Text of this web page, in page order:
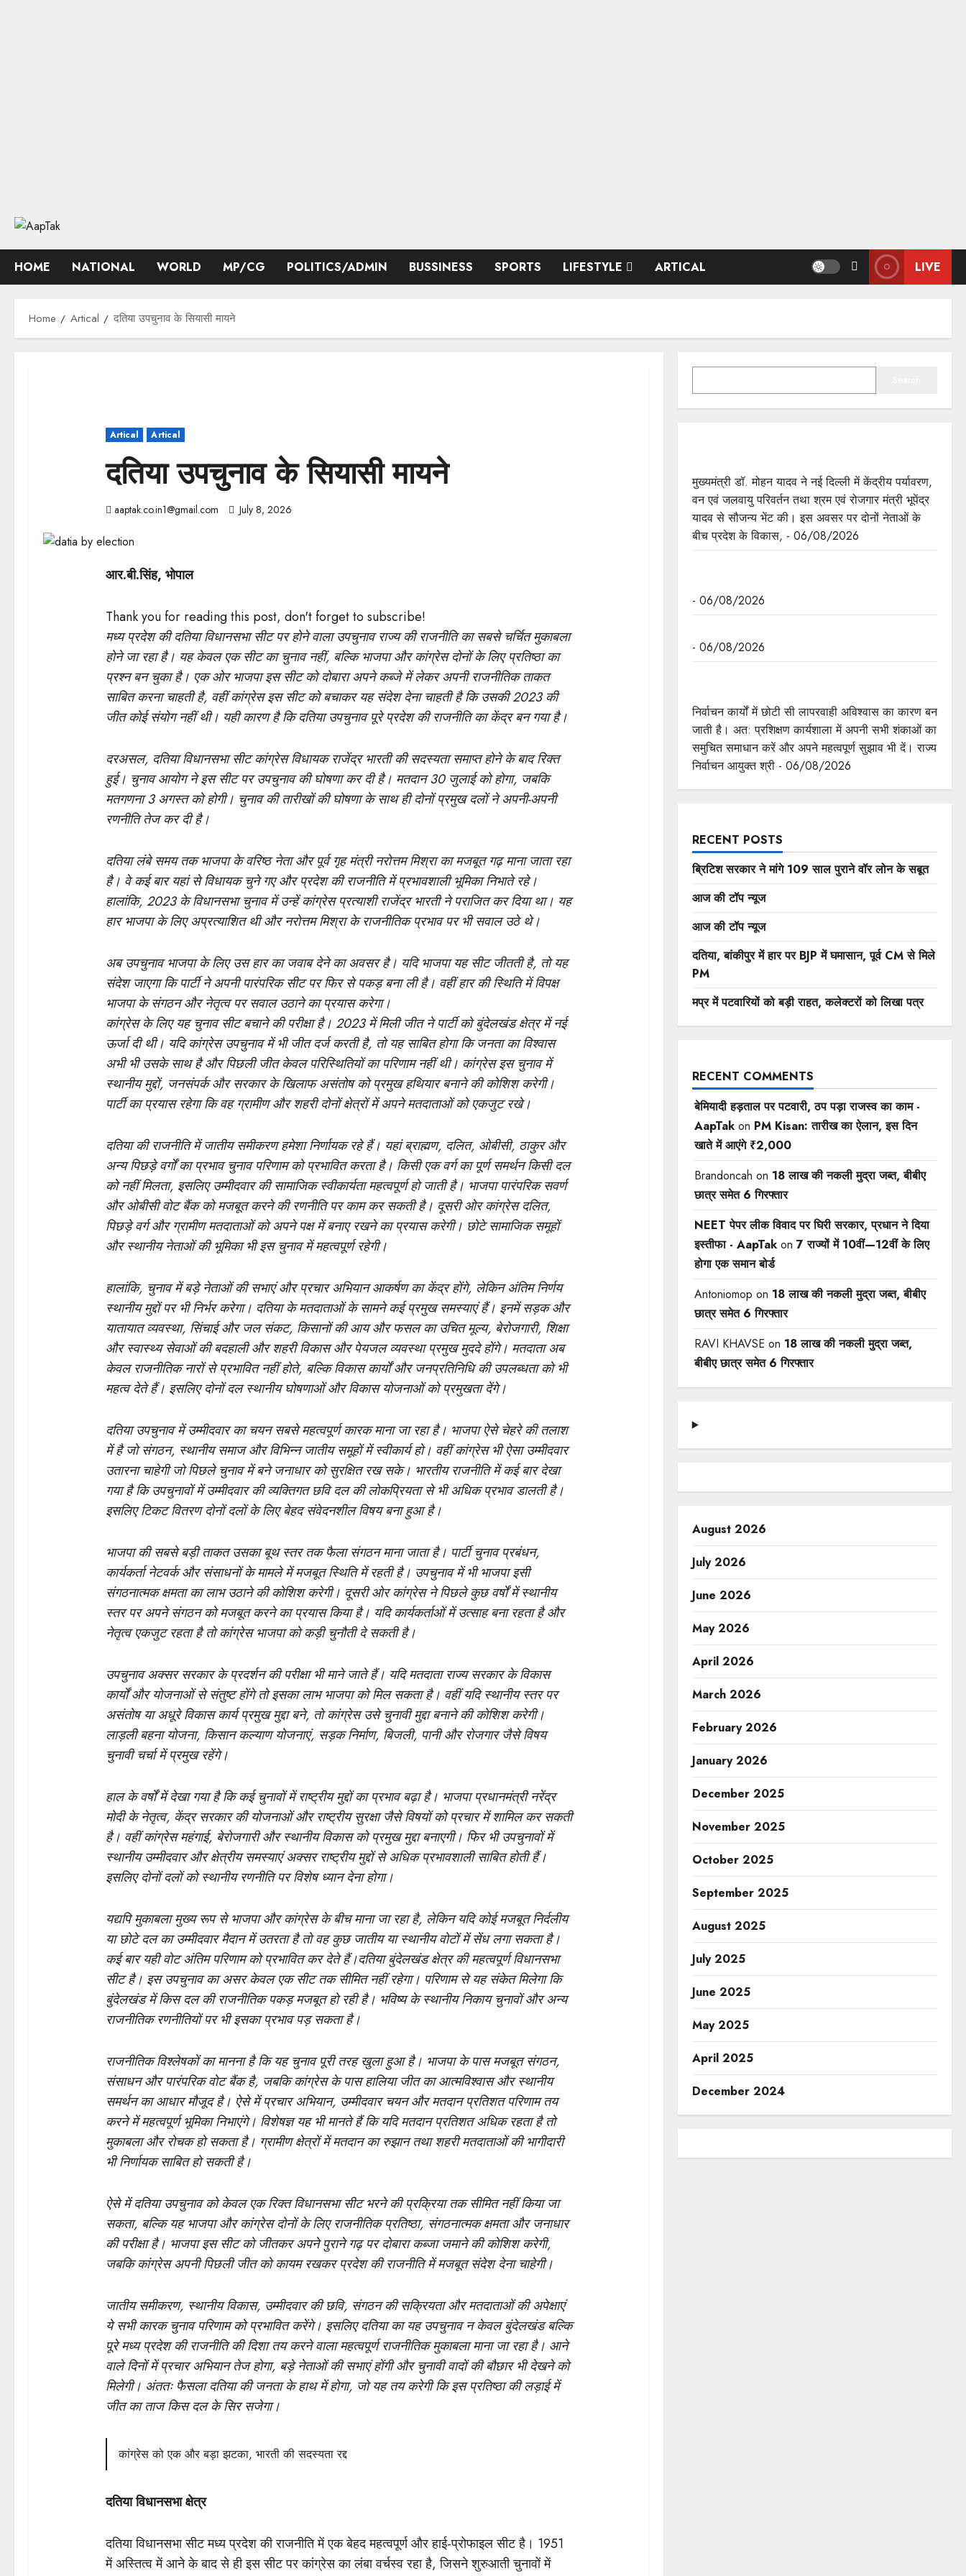
content
HOME
NATIONAL WORLD MP/CG POLITICS/ADMIN BUSSINESS SPORTS LIFESTYLE ARTICAL LIVE
Home Artical दतिया उपचुनाव के सियासी मायने
Artical Artical
दतिया उपचुनाव के सियासी मायने
aaptak.co.in1@gmail.com July 8, 2026
आर.बी.सिंह, भोपाल
Thank you for reading this post, don't forget to subscribe!
मध्य प्रदेश की दतिया विधानसभा सीट पर होने वाला उपचुनाव राज्य की राजनीति का सबसे चर्चित मुकाबला
होने जा रहा है। यह केवल एक सीट का चुनाव नहीं, बल्कि भाजपा और कांग्रेस दोनों के लिए प्रतिष्ठा का
प्रश्न बन चुका है। एक ओर भाजपा इस सीट को दोबारा अपने कब्जे में लेकर अपनी राजनीतिक ताकत
साबित करना चाहती है, वहीं कांग्रेस इस सीट को बचाकर यह संदेश देना चाहती है कि उसकी 2023 की
जीत कोई संयोग नहीं थी। यही कारण है कि दतिया उपचुनाव पूरे प्रदेश की राजनीति का केंद्र बन गया है।
दरअसल, दतिया विधानसभा सीट कांग्रेस विधायक राजेंद्र भारती की सदस्यता समाप्त होने के बाद रिक्त
हुई। चुनाव आयोग ने इस सीट पर उपचुनाव की घोषणा कर दी है। मतदान 30 जुलाई को होगा, जबकि
मतगणना 3 अगस्त को होगी। चुनाव की तारीखों की घोषणा के साथ ही दोनों प्रमुख दलों ने अपनी-अपनी
रणनीति तेज कर दी है।
दतिया लंबे समय तक भाजपा के वरिष्ठ नेता और पूर्व गृह मंत्री नरोत्तम मिश्रा का मजबूत गढ़ माना जाता रहा
है। वे कई बार यहां से विधायक चुने गए और प्रदेश की राजनीति में प्रभावशाली भूमिका निभाते रहे।
हालांकि, 2023 के विधानसभा चुनाव में उन्हें कांग्रेस प्रत्याशी राजेंद्र भारती ने पराजित कर दिया था। यह
हार भाजपा के लिए अप्रत्याशित थी और नरोत्तम मिश्रा के राजनीतिक प्रभाव पर भी सवाल उठे थे।
अब उपचुनाव भाजपा के लिए उस हार का जवाब देने का अवसर है। यदि भाजपा यह सीट जीतती है, तो यह
संदेश जाएगा कि पार्टी ने अपनी पारंपरिक सीट पर फिर से पकड़ बना ली है। वहीं हार की स्थिति में विपक्ष
भाजपा के संगठन और नेतृत्व पर सवाल उठाने का प्रयास करेगा।
कांग्रेस के लिए यह चुनाव सीट बचाने की परीक्षा है। 2023 में मिली जीत ने पार्टी को बुंदेलखंड क्षेत्र में नई
ऊर्जा दी थी। यदि कांग्रेस उपचुनाव में भी जीत दर्ज करती है, तो यह साबित होगा कि जनता का विश्वास
अभी भी उसके साथ है और पिछली जीत केवल परिस्थितियों का परिणाम नहीं थी। कांग्रेस इस चुनाव में
स्थानीय मुद्दों, जनसंपर्क और सरकार के खिलाफ असंतोष को प्रमुख हथियार बनाने की कोशिश करेगी।
पार्टी का प्रयास रहेगा कि वह ग्रामीण और शहरी दोनों क्षेत्रों में अपने मतदाताओं को एकजुट रखे।
दतिया की राजनीति में जातीय समीकरण हमेशा निर्णायक रहे हैं। यहां ब्राह्मण, दलित, ओबीसी, ठाकुर और
अन्य पिछड़े वर्गों का प्रभाव चुनाव परिणाम को प्रभावित करता है। किसी एक वर्ग का पूर्ण समर्थन किसी दल
को नहीं मिलता, इसलिए उम्मीदवार की सामाजिक स्वीकार्यता महत्वपूर्ण हो जाती है। भाजपा पारंपरिक सवर्ण
और ओबीसी वोट बैंक को मजबूत करने की रणनीति पर काम कर सकती है। दूसरी ओर कांग्रेस दलित,
पिछड़े वर्ग और ग्रामीण मतदाताओं को अपने पक्ष में बनाए रखने का प्रयास करेगी। छोटे सामाजिक समूहों
और स्थानीय नेताओं की भूमिका भी इस चुनाव में महत्वपूर्ण रहेगी।
हालांकि, चुनाव में बड़े नेताओं की सभाएं और प्रचार अभियान आकर्षण का केंद्र होंगे, लेकिन अंतिम निर्णय
स्थानीय मुद्दों पर भी निर्भर करेगा। दतिया के मतदाताओं के सामने कई प्रमुख समस्याएं हैं। इनमें सड़क और
यातायात व्यवस्था, सिंचाई और जल संकट, किसानों की आय और फसल का उचित मूल्य, बेरोजगारी, शिक्षा
और स्वास्थ्य सेवाओं की बदहाली और शहरी विकास और पेयजल व्यवस्था प्रमुख मुददे होंगे। मतदाता अब
केवल राजनीतिक नारों से प्रभावित नहीं होते, बल्कि विकास कार्यों और जनप्रतिनिधि की उपलब्धता को भी
महत्व देते हैं। इसलिए दोनों दल स्थानीय घोषणाओं और विकास योजनाओं को प्रमुखता देंगे।
दतिया उपचुनाव में उम्मीदवार का चयन सबसे महत्वपूर्ण कारक माना जा रहा है। भाजपा ऐसे चेहरे की तलाश
में है जो संगठन, स्थानीय समाज और विभिन्न जातीय समूहों में स्वीकार्य हो। वहीं कांग्रेस भी ऐसा उम्मीदवार
उतारना चाहेगी जो पिछले चुनाव में बने जनाधार को सुरक्षित रख सके। भारतीय राजनीति में कई बार देखा
गया है कि उपचुनावों में उम्मीदवार की व्यक्तिगत छवि दल की लोकप्रियता से भी अधिक प्रभाव डालती है।
इसलिए टिकट वितरण दोनों दलों के लिए बेहद संवेदनशील विषय बना हुआ है।
भाजपा की सबसे बड़ी ताकत उसका बूथ स्तर तक फैला संगठन माना जाता है। पार्टी चुनाव प्रबंधन,
कार्यकर्ता नेटवर्क और संसाधनों के मामले में मजबूत स्थिति में रहती है। उपचुनाव में भी भाजपा इसी
संगठनात्मक क्षमता का लाभ उठाने की कोशिश करेगी। दूसरी ओर कांग्रेस ने पिछले कुछ वर्षों में स्थानीय
स्तर पर अपने संगठन को मजबूत करने का प्रयास किया है। यदि कार्यकर्ताओं में उत्साह बना रहता है और
नेतृत्व एकजुट रहता है तो कांग्रेस भाजपा को कड़ी चुनौती दे सकती है।
उपचुनाव अक्सर सरकार के प्रदर्शन की परीक्षा भी माने जाते हैं। यदि मतदाता राज्य सरकार के विकास
कार्यों और योजनाओं से संतुष्ट होंगे तो इसका लाभ भाजपा को मिल सकता है। वहीं यदि स्थानीय स्तर पर
असंतोष या अधूरे विकास कार्य प्रमुख मुद्दा बने, तो कांग्रेस उसे चुनावी मुद्दा बनाने की कोशिश करेगी।
लाड़ली बहना योजना, किसान कल्याण योजनाएं, सड़क निर्माण, बिजली, पानी और रोजगार जैसे विषय
चुनावी चर्चा में प्रमुख रहेंगे।
हाल के वर्षों में देखा गया है कि कई चुनावों में राष्ट्रीय मुद्दों का प्रभाव बढ़ा है। भाजपा प्रधानमंत्री नरेंद्र
मोदी के नेतृत्व, केंद्र सरकार की योजनाओं और राष्ट्रीय सुरक्षा जैसे विषयों को प्रचार में शामिल कर सकती
है। वहीं कांग्रेस महंगाई, बेरोजगारी और स्थानीय विकास को प्रमुख मुद्दा बनाएगी। फिर भी उपचुनावों में
स्थानीय उम्मीदवार और क्षेत्रीय समस्याएं अक्सर राष्ट्रीय मुद्दों से अधिक प्रभावशाली साबित होती हैं।
इसलिए दोनों दलों को स्थानीय रणनीति पर विशेष ध्यान देना होगा।
यद्यपि मुकाबला मुख्य रूप से भाजपा और कांग्रेस के बीच माना जा रहा है, लेकिन यदि कोई मजबूत निर्दलीय
या छोटे दल का उम्मीदवार मैदान में उतरता है तो वह कुछ जातीय या स्थानीय वोटों में सेंध लगा सकता है।
कई बार यही वोट अंतिम परिणाम को प्रभावित कर देते हैं।दतिया बुंदेलखंड क्षेत्र की महत्वपूर्ण विधानसभा
सीट है। इस उपचुनाव का असर केवल एक सीट तक सीमित नहीं रहेगा। परिणाम से यह संकेत मिलेगा कि
बुंदेलखंड में किस दल की राजनीतिक पकड़ मजबूत हो रही है। भविष्य के स्थानीय निकाय चुनावों और अन्य
राजनीतिक रणनीतियों पर भी इसका प्रभाव पड़ सकता है।
राजनीतिक विश्लेषकों का मानना है कि यह चुनाव पूरी तरह खुला हुआ है। भाजपा के पास मजबूत संगठन,
संसाधन और पारंपरिक वोट बैंक है, जबकि कांग्रेस के पास हालिया जीत का आत्मविश्वास और स्थानीय
समर्थन का आधार मौजूद है। ऐसे में प्रचार अभियान, उम्मीदवार चयन और मतदान प्रतिशत परिणाम तय
करने में महत्वपूर्ण भूमिका निभाएंगे। विशेषज्ञ यह भी मानते हैं कि यदि मतदान प्रतिशत अधिक रहता है तो
मुकाबला और रोचक हो सकता है। ग्रामीण क्षेत्रों में मतदान का रुझान तथा शहरी मतदाताओं की भागीदारी
भी निर्णायक साबित हो सकती है।
ऐसे में दतिया उपचुनाव को केवल एक रिक्त विधानसभा सीट भरने की प्रक्रिया तक सीमित नहीं किया जा
सकता, बल्कि यह भाजपा और कांग्रेस दोनों के लिए राजनीतिक प्रतिष्ठा, संगठनात्मक क्षमता और जनाधार
की परीक्षा है। भाजपा इस सीट को जीतकर अपने पुराने गढ़ पर दोबारा कब्जा जमाने की कोशिश करेगी,
जबकि कांग्रेस अपनी पिछली जीत को कायम रखकर प्रदेश की राजनीति में मजबूत संदेश देना चाहेगी।
जातीय समीकरण, स्थानीय विकास, उम्मीदवार की छवि, संगठन की सक्रियता और मतदाताओं की अपेक्षाएं
ये सभी कारक चुनाव परिणाम को प्रभावित करेंगे। इसलिए दतिया का यह उपचुनाव न केवल बुंदेलखंड बल्कि
पूरे मध्य प्रदेश की राजनीति की दिशा तय करने वाला महत्वपूर्ण राजनीतिक मुकाबला माना जा रहा है। आने
वाले दिनों में प्रचार अभियान तेज होगा, बड़े नेताओं की सभाएं होंगी और चुनावी वादों की बौछार भी देखने को
मिलेगी। अंततः फैसला दतिया की जनता के हाथ में होगा, जो यह तय करेगी कि इस प्रतिष्ठा की लड़ाई में
जीत का ताज किस दल के सिर सजेगा।
कांग्रेस को एक और बड़ा झटका, भारती की सदस्यता रद्द
दतिया विधानसभा क्षेत्र
दतिया विधानसभा सीट मध्य प्रदेश की राजनीति में एक बेहद महत्वपूर्ण और हाई-प्रोफाइल सीट है। 1951
में अस्तित्व में आने के बाद से ही इस सीट पर कांग्रेस का लंबा वर्चस्व रहा है, जिसने शुरुआती चुनावों में
मुख्यमंत्री डॉ. मोहन यादव ने नई दिल्ली में केंद्रीय पर्यावरण,
वन एवं जलवायु परिवर्तन तथा श्रम एवं रोजगार मंत्री भूपेंद्र
यादव से सौजन्य भेंट की। इस अवसर पर दोनों नेताओं के
बीच प्रदेश के विकास, - 06/08/2026
- 06/08/2026
- 06/08/2026
निर्वाचन कार्यों में छोटी सी लापरवाही अविश्वास का कारण बन
जाती है। अत: प्रशिक्षण कार्यशाला में अपनी सभी शंकाओं का
समुचित समाधान करें और अपने महत्वपूर्ण सुझाव भी दें। राज्य
निर्वाचन आयुक्त श्री - 06/08/2026
RECENT POSTS
ब्रिटिश सरकार ने मांगे 109 साल पुराने वॉर लोन के सबूत
आज की टॉप न्यूज
आज की टॉप न्यूज
दतिया, बांकीपुर में हार पर BJP में घमासान, पूर्व CM से मिले
PM
मप्र में पटवारियों को बड़ी राहत, कलेक्टरों को लिखा पत्र
RECENT COMMENTS
बेमियादी हड़ताल पर पटवारी, ठप पड़ा राजस्व का काम -
AapTakon PM Kisan: तारीख का ऐलान, इस दिन
खाते में आएंगे ₹2,000
Brandoncah on 18 लाख की नकली मुद्रा जब्त, बीबीए
छात्र समेत 6 गिरफ्तार
NEET पेपर लीक विवाद पर घिरी सरकार, प्रधान ने दिया
इस्तीफा - AapTakon 7 राज्यों में 10वीं—12वीं ​के लिए
होगा एक समान बोर्ड
Antoniomop on 18 लाख की नकली मुद्रा जब्त, बीबीए
छात्र समेत 6 गिरफ्तार
RAVI KHAVSEon 18 लाख की नकली मुद्रा जब्त,
बीबीए छात्र समेत 6 गिरफ्तार
August 2026
July 2026
June 2026
May 2026
April 2026
March 2026
February 2026
January 2026
December 2025
November 2025
October 2025
September 2025
August 2025
July 2025
June 2025
May 2025
April 2025
December 2024